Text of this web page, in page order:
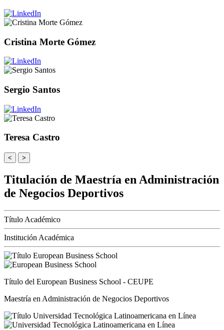
Cristina Morte Gómez
Sergio Santos
Teresa Castro
< >
Titulación de Maestría en Administración
de Negocios Deportivos
Título Académico
Institución Académica
Título del European Business School - CEUPE
Maestría en Administración de Negocios Deportivos